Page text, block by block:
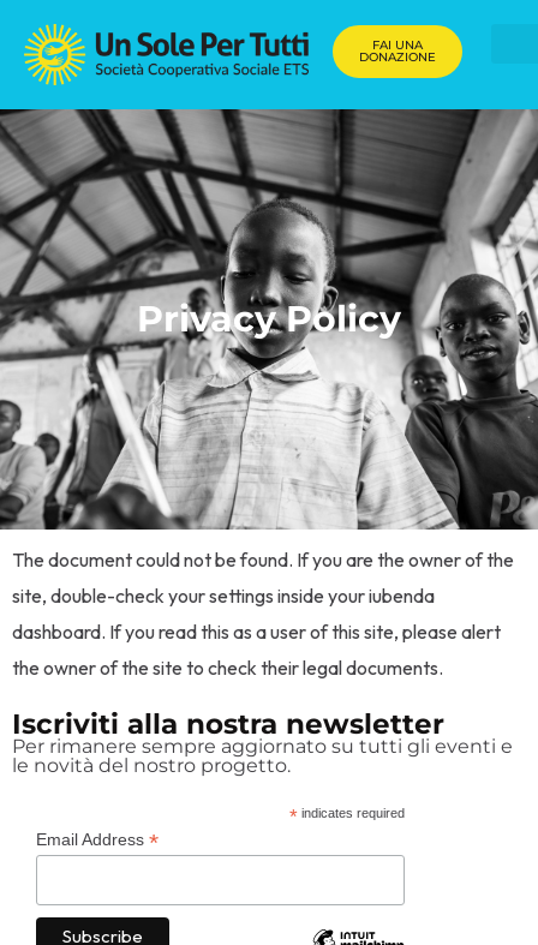
FAI UNA
DONAZIONE
Privacy Policy
The document could not be found. If you are the owner of the
site, double-check your settings inside your iubenda
dashboard. If you read this as a user of this site, please alert
the owner of the site to check their legal documents.
Iscriviti alla nostra newsletter
Per rimanere sempre aggiornato su tutti gli eventi e
le novità del nostro progetto.
* indicates required
Email Address *